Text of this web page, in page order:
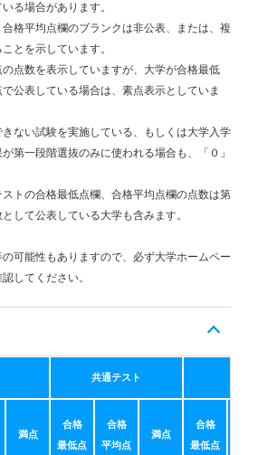
る場合があります。
合格平均点欄のブランクは非公表、または、複
とを示しています。
の点数を表示していますが、大学が合格最低
公表している場合は、素点表示としていま
きない試験を実施している、もしくは大学入学
第一段階選抜のみに使われる場合も、「０」
ストの合格最低点欄、合格平均点欄の点数は第
して公表している大学も含みます。
可能性もありますので、必ず大学ホームペー
してください。
共通テスト
満点
合格
最低点
合格
平均点
満点
合格
最低点